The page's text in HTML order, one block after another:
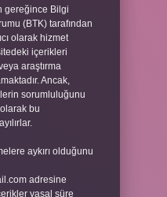
gereğince Bilgi
(BTK) tarafından
olarak hizmet
içerikleri
araştırma
Ancak,
sorumluluğunu
bu
aykırı olduğunu
adresine
yasal süre